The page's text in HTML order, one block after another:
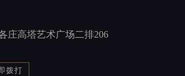
庄高塔艺术广场二排206
拨打